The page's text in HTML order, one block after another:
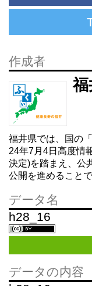
作成者
福
福井県では、国の
24年7月4日高度情
決定)を踏まえ、公
公開を進めること
データ名
h28_16
データの内容